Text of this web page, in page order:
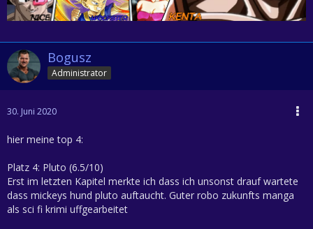
Bogusz
Administrator
30. Juni 2020
hier meine top 4:
Platz 4: Pluto (6.5/10)
Erst im letzten Kapitel merkte ich dass ich unsonst drauf wartete
dass mickeys hund pluto auftaucht. Guter robo zukunfts manga
als sci fi krimi uffgearbeitet